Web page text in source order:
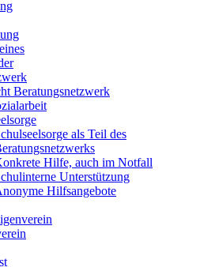
Beratungsnetzwerk
als Teil des
Hilfe, auch im Notfall
Unterstützung
Hilfsangebote